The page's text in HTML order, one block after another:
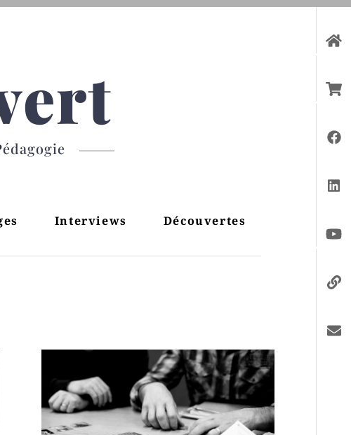
Interviews Découvertes